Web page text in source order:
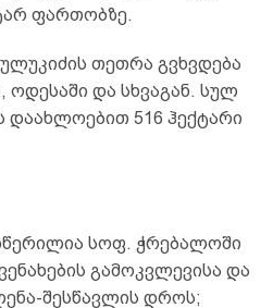
ფართობზე.
თეთრა გვხვდება
ოდესაში და სხვაგან. სულ
დაახლოებით 516 ჰექტარი
სოფ. ჭრებალოში
გამოკვლევისა და
შესწავლის დროს;